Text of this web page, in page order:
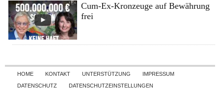
Cum-Ex-Kronzeuge auf Bewährung
frei
Skip to content
HOME KONTAKT UNTERSTÜTZUNG
IMPRESSUM
DATENSCHUTZ
DATENSCHUTZEINSTELLUNGEN